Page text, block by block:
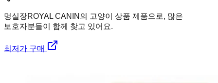
멍실장ROYAL CANIN의 고양이 상품 제품으로, 많은
보호자분들이 함께 찾고 있어요.
최저가 구매